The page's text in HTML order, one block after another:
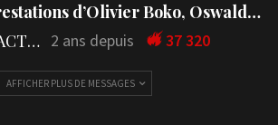
d’Olivier Boko, Oswald…
LA REDACTION 2 ans depuis 37 320
AFFICHER PLUS DE MESSAGES